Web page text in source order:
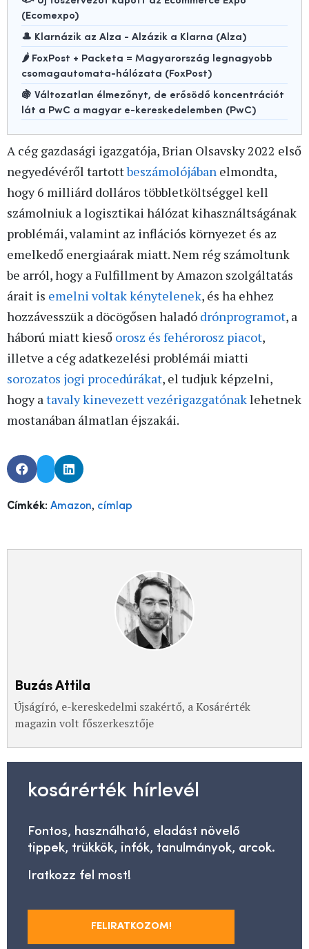
(Ecomexpo)
🎩 Klarnázik az Alza - Alzázik a Klarna (Alza)
🌶️ FoxPost + Packeta = Magyarország legnagyobb
csomagautomata-hálózata (FoxPost)
🍇 Változatlan élmezőnyt, de erősödő koncentrációt
lát a PwC a magyar e-kereskedelemben (PwC)
A cég gazdasági igazgatója, Brian Olsavsky 2022 első
negyedévéről tartottbeszámolójában elmondta,
hogy 6 milliárd dolláros többletköltséggel kell
számolniuk a logisztikai hálózat kihasználtságának
problémái, valamint az inflációs környezet és az
emelkedő energiaárak miatt. Nem rég számoltunk
be arról, hogy a Fulfillment by Amazon szolgáltatás
árait is emelni voltak kénytelenek, és ha ehhez
hozzávesszük a döcögősen haladó drónprogramot, a
háború miatt kieső orosz és fehérorosz piacot,
illetve a cég adatkezelési problémái miatti
sorozatos jogi procedúrákat, el tudjuk képzelni,
hogy atavaly kinevezett vezérigazgatónaklehetnek
mostanában álmatlan éjszakái.
Címkék: Amazon, címlap
Buzás Attila
Újságíró, e-kereskedelmi szakértő, a Kosárérték
magazin volt főszerkesztője
kosárérték hírlevél
Fontos, használható, eladást növelő
tippek, trükkök, infók, tanulmányok, arcok.
Iratkozz fel most!
FELIRATKOZOM!